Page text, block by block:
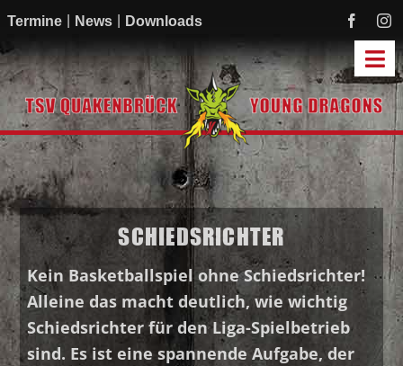
Zum
springen
Termine News Downloads
Start
Mannschaften
Academy
Mitmachen
Sponsoren
Verein
SCHIEDSRICHTER
Kein Basketballspiel ohne Schiedsrichter!
Alleine das macht deutlich, wie wichtig
Schiedsrichter für den Liga-Spielbetrieb
sind. Es ist eine spannende Aufgabe, der